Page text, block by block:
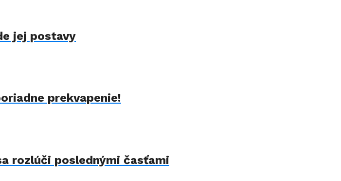
jej postavy
prekvapenie!
rozlúči poslednými časťami